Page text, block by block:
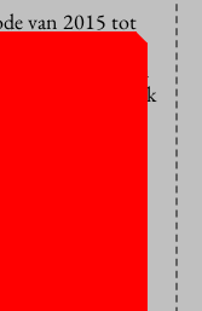
van 2015 tot
Arendsen en
dag in de week
jarenlang een
de
is
“Ik vind dat
zijn hoe